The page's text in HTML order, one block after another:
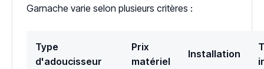
Garnache varie selon plusieurs critères :
Type
d'adoucisseur
Prix
matériel
Installation